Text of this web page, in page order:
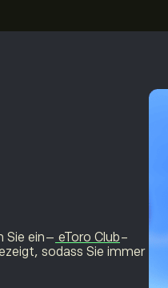
Sie ein– eToro Club-
sodass Sie immer